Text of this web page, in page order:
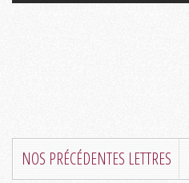
NOS PRÉCÉDENTES LETTRES